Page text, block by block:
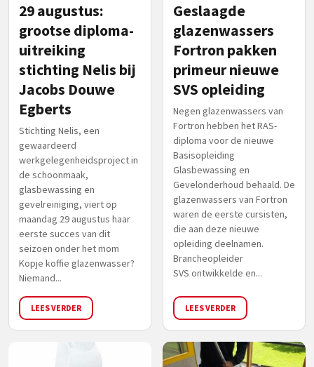
29 augustus:
grootse diploma-
uitreiking
stichting Nelis bij
Jacobs Douwe
Egberts
Stichting Nelis, een
gewaardeerd
werkgelegenheidsproject in
de schoonmaak,
glasbewassing en
gevelreiniging, viert op
maandag 29 augustus haar
eerste succes van dit
seizoen onder het mom
Kopje koffie glazenwasser?
Niemand...
LEES VERDER
Geslaagde
glazenwassers
Fortron pakken
primeur nieuwe
SVS opleiding
Negen glazenwassers van
Fortron hebben het RAS-
diploma voor de nieuwe
Basisopleiding
Glasbewassing en
Gevelonderhoud behaald. De
glazenwassers van Fortron
waren de eerste cursisten,
die aan deze nieuwe
opleiding deelnamen.
Brancheopleider
SVS ontwikkelde en...
LEES VERDER